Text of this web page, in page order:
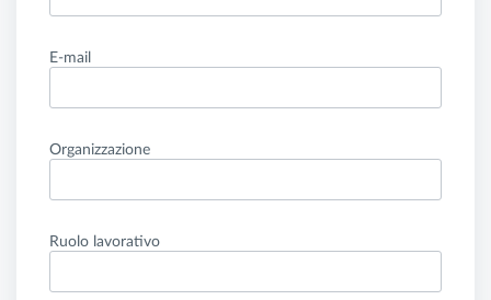
E-mail
Organizzazione
Ruolo lavorativo